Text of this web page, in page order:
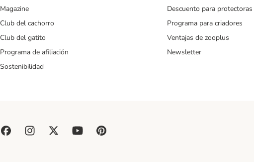
Magazine
Club del cachorro
Club del gatito
Programa de afiliación
Sostenibilidad
Descuento para protectoras
Programa para criadores
Ventajas de zooplus
Newsletter